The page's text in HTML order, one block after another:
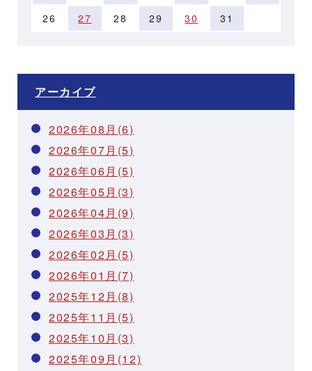
26
27 28 29 30 31
アーカイブ
2026年08月(6)
2026年07月(5)
2026年06月(5)
2026年05月(3)
2026年04月(9)
2026年03月(3)
2026年02月(5)
2026年01月(7)
2025年12月(8)
2025年11月(5)
2025年10月(3)
2025年09月(12)